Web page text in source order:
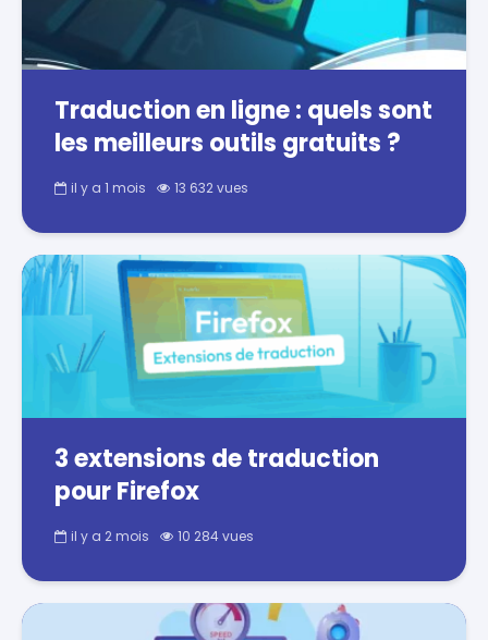
Traduction en ligne : quels sont
les meilleurs outils gratuits ?
il y a 1 mois 13 632 vues
3 extensions de traduction
pour Firefox
il y a 2 mois 10 284 vues